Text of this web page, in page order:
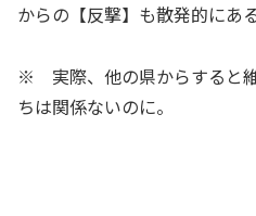
からの【反撃】も散発的にあ
※ 実際、他の県からすると
ちは関係ないのに。